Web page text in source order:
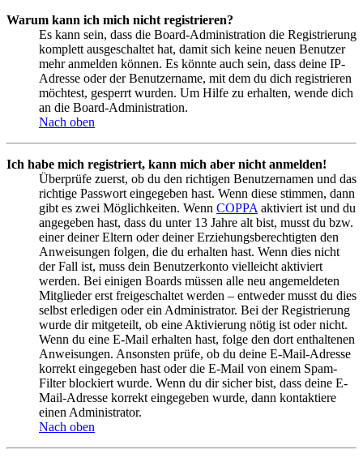
Warum kann ich mich nicht registrieren?
Es kann sein, dass die Board-Administration die Registrierung
komplett ausgeschaltet hat, damit sich keine neuen Benutzer
mehr anmelden können. Es könnte auch sein, dass deine IP-
Adresse oder der Benutzername, mit dem du dich registrieren
möchtest, gesperrt wurden. Um Hilfe zu erhalten, wende dich
an die Board-Administration.
Nach oben
Ich habe mich registriert, kann mich aber nicht anmelden!
Überprüfe zuerst, ob du den richtigen Benutzernamen und das
richtige Passwort eingegeben hast. Wenn diese stimmen, dann
gibt es zwei Möglichkeiten. Wenn COPPA aktiviert ist und du
angegeben hast, dass du unter 13 Jahre alt bist, musst du bzw.
einer deiner Eltern oder deiner Erziehungsberechtigten den
Anweisungen folgen, die du erhalten hast. Wenn dies nicht
der Fall ist, muss dein Benutzerkonto vielleicht aktiviert
werden. Bei einigen Boards müssen alle neu angemeldeten
Mitglieder erst freigeschaltet werden – entweder musst du dies
selbst erledigen oder ein Administrator. Bei der Registrierung
wurde dir mitgeteilt, ob eine Aktivierung nötig ist oder nicht.
Wenn du eine E-Mail erhalten hast, folge den dort enthaltenen
Anweisungen. Ansonsten prüfe, ob du deine E-Mail-Adresse
korrekt eingegeben hast oder die E-Mail von einem Spam-
Filter blockiert wurde. Wenn du dir sicher bist, dass deine E-
Mail-Adresse korrekt eingegeben wurde, dann kontaktiere
einen Administrator.
Nach oben